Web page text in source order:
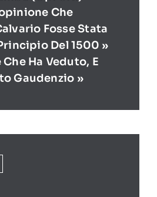
Che
Fosse Stata
Del 1500 »
Ha Veduto, E
Gaudenzio »